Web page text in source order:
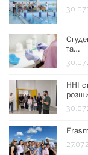
та…
ННІ